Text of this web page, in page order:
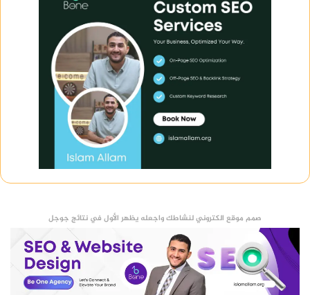
صمم موقع الكتروني لنشاطك واجعله يظهر الأول في نتائج جوجل